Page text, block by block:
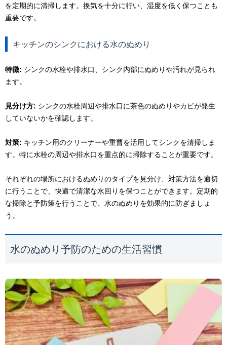
を定期的に清掃します。換気を十分に行い、湿度を低く保つことも
重要です。
キッチンのシンクにおける水のぬめり
特徴: シンクの水栓や排水口、シンク内部にぬめりや汚れが見られ
ます。
見分け方: シンクの水栓周辺や排水口に茶色のぬめりやカビが発生
していないかを確認します。
対策: キッチン用のクリーナーや重曹を活用してシンクを清掃しま
す。特に水栓の周辺や排水口を重点的に掃除することが重要です。
それぞれの場所におけるぬめりのタイプを見分け、対策方法を適切
に行うことで、快適で清潔な水回りを保つことができます。定期的
な掃除と予防策を行うことで、水のぬめりを効果的に防ぎましょ
う。
水のぬめり予防のための生活習慣